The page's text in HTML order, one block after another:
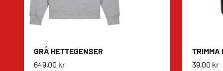
GRÅ HETTEGENSER
Salgspris
649,00 kr
TRIMMA
Salgspris
39,00 kr